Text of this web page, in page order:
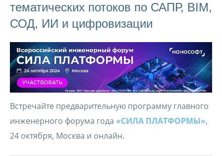
тематических потоков по САПР, BIM,
СОД, ИИ и цифровизации
Встречайте предварительную программу главного
инженерного форума года «СИЛА ПЛАТФОРМЫ»,
24 октября, Москва и онлайн.